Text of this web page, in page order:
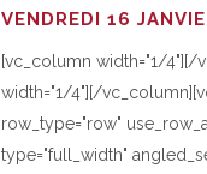
VENDREDI 16
[vc_column width="1/4"][/
width="1/4"][/
row_type="row"
type="full_width"